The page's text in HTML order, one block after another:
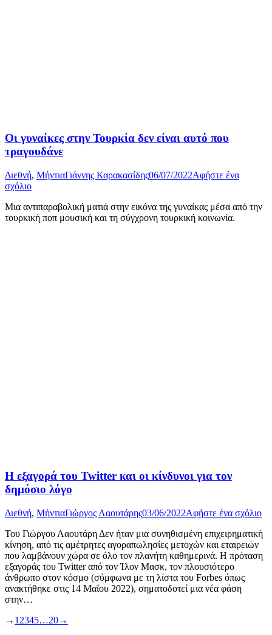
Οι γυναίκες στην Τουρκία δεν είναι αυτό που
τραγουδάνε
Διεθνή, ΜήντιαΓιάννης Καρακασίδης06/07/2022Αφήστε ένα
σχόλιο
Mια αντιπαραβολική ματιά στην εικόνα της γυναίκας μέσα από την
τουρκική ποπ μουσική και τη σύγχρονη τουρκική κοινωνία.
Η εξαγορά του Twitter και οι κίνδυνοι για τον
δημόσιο λόγο
Διεθνή, ΜήντιαΓιώργος Λαουτάρης03/06/2022Αφήστε ένα σχόλιο
Του Γιώργου Λαουτάρη Δεν ήταν μια συνηθισμένη επιχειρηματική
κίνηση, από τις αμέτρητες αγοραπωλησίες μετοχών και εταιρειών
που λαμβάνουν χώρα σε όλο τον πλανήτη καθημερινά. Η πρόταση
εξαγοράς του Twitter από τον Ίλον Μασκ, τον πλουσιότερο
άνθρωπο στον κόσμο (σύμφωνα με τη λίστα του Forbes όπως
ανακτήθηκε στις 14 Μαΐου 2022), σηματοδοτεί μια νέα φάση
στην…
→ 1 2345…20→